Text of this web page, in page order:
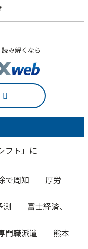
み解くなら
フト」に
除で周知 厚労
測 富士経済、
専門職派遣 熊本